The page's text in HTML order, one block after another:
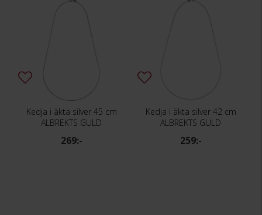
Kedja i äkta silver 45 cm
ALBREKTS GULD
269:-
Kedja i äkta silver 42 cm
ALBREKTS GULD
259:-